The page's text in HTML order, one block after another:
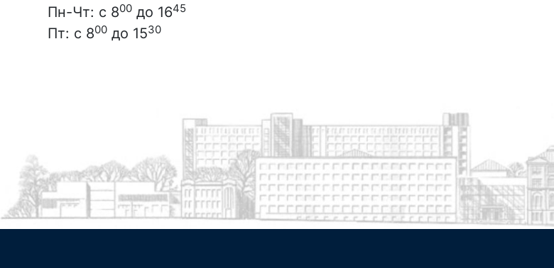
Пн-Чт: с 800 до 1645
Пт: с 800 до 1530